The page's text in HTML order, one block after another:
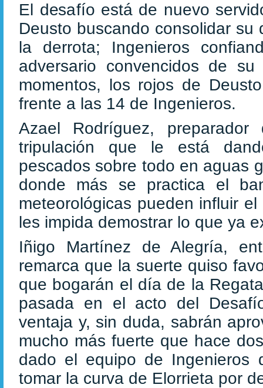
El desafío está de nuevo
Deusto buscando consolidar
la derrota; Ingenieros
adversario convencidos de
momentos, los rojos de
frente a las 14 de Ingenieros.
Azael Rodríguez,
tripulación que le está
pescados sobre todo en aguas
donde más se practica el
meteorológicas pueden influir
les impida demostrar lo que ya
Iñigo Martínez de Alegría,
remarca que la suerte quiso
que bogarán el día de la
pasada en el acto del
ventaja y, sin duda, sabrán
mucho más fuerte que hace
dado el equipo de Ingenieros
tomar la curva de Elorrieta por